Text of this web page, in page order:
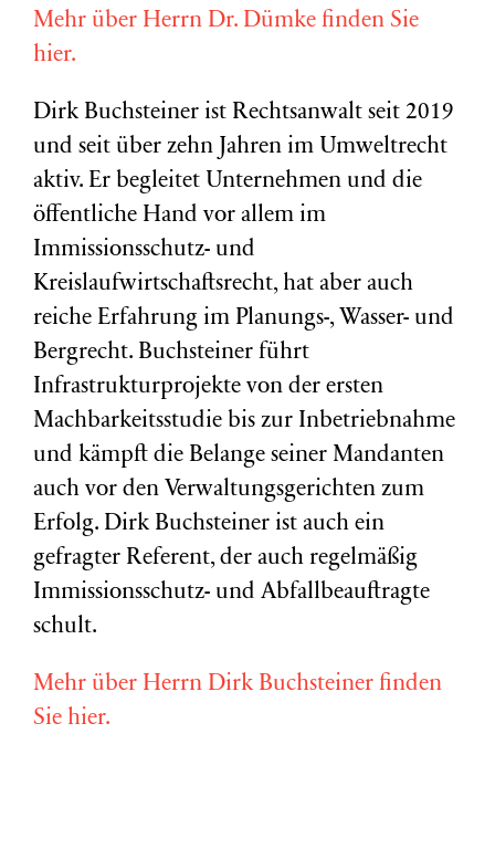
Mehr über Herrn Dr. Dümke finden Sie
hier.
Dirk Buchsteiner ist Rechtsanwalt seit 2019
und seit über zehn Jahren im Umweltrecht
aktiv. Er begleitet Unternehmen und die
öffentliche Hand vor allem im
Immissionsschutz- und
Kreislaufwirtschaftsrecht, hat aber auch
reiche Erfahrung im Planungs-, Wasser- und
Bergrecht. Buchsteiner führt
Infrastrukturprojekte von der ersten
Machbarkeitsstudie bis zur Inbetriebnahme
und kämpft die Belange seiner Mandanten
auch vor den Verwaltungsgerichten zum
Erfolg. Dirk Buchsteiner ist auch ein
gefragter Referent, der auch regelmäßig
Immissionsschutz- und Abfallbeauftragte
schult.
Mehr über Herrn Dirk Buchsteiner finden
Sie hier.